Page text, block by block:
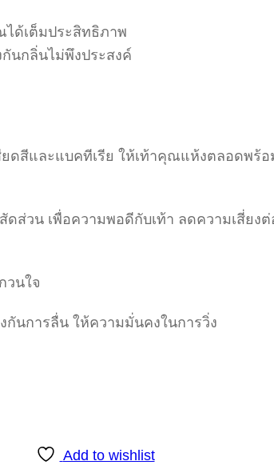
ด้เต็มประสิทธิภาพ
นกลิ่นไม่พึงประสงค์
ยดสีและแบคทีเรีย ให้เท้าคุณแห้งตลอดพร้อ
ส่วน เพื่อความพอดีกับเท้า ลดความเสี่ยงต่
วนใจ
นการลื่น ให้ความมั่นคงในการวิ่ง
Add to wishlist